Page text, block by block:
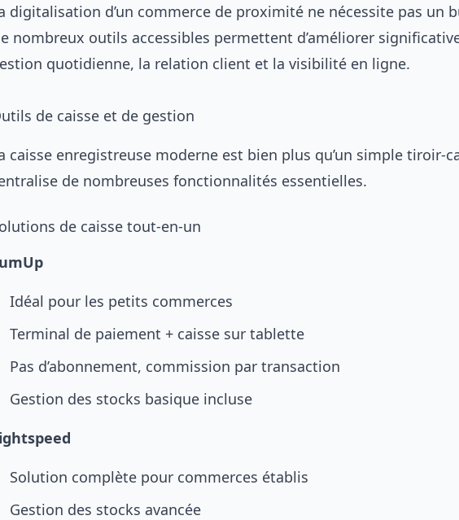
digitalisation d’un commerce de proximité ne nécessite pas un
nombreux outils accessibles permettent d’améliorer
quotidienne, la relation client et la visibilité en ligne.
de caisse et de gestion
caisse enregistreuse moderne est bien plus qu’un simple tiroir-
de nombreuses fonctionnalités essentielles.
de caisse tout-en-un
Idéal pour les petits commerces
Terminal de paiement + caisse sur tablette
Pas d’abonnement, commission par transaction
Gestion des stocks basique incluse
Solution complète pour commerces établis
Gestion des stocks avancée